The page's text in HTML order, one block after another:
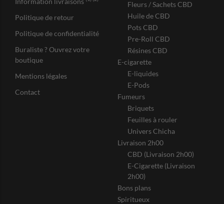
Politique de retour
Politique de confidentialité
Buraliste ? Ouvrez votre
boutique
Mentions légales
Contact
Fleurs / Sachets CBD
Huile de CBD
Pots CBD
Pre-Roll CBD
Résines CBD
E-cigarette
E-liquides
E-Pods
Fumeurs
Briquets
Feuilles à rouler
Univers Chicha
Livraison 2h00
CBD (Livraison 2h00)
E-Cigarette (Livraison
2h00)
Bons plans
Spiritueux